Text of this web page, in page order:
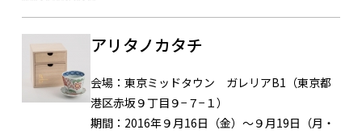
アリタノカタチ
会場： 東京ミッドタウン ガレリアB1（東京都
港区赤坂９丁目９−７−１）
期間： 2016年９月16日（金）～９月19日（月・